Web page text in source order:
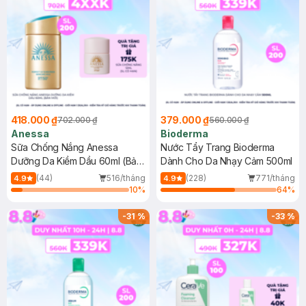
418.000 ₫702.000 ₫
Anessa
Sữa Chống Nắng Anessa
Dưỡng Da Kiềm Dầu 60ml (Bản
Mới)
4.9 (44)
516/tháng
10%
379.000 ₫560.000 ₫
Bioderma
Nước Tẩy Trang Bioderma
Dành Cho Da Nhạy Cảm 500ml
4.9 (228)
771/tháng
64%
-31% -33%